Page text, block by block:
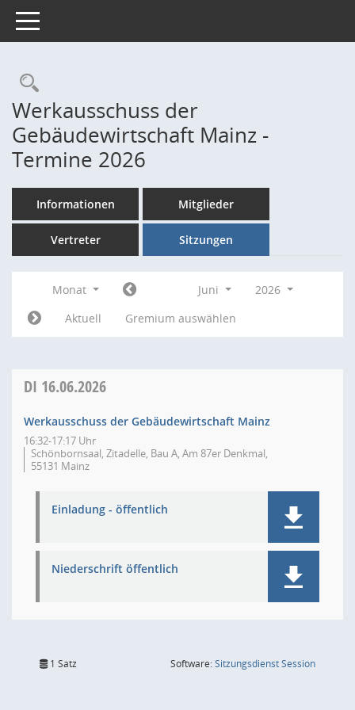
Toggle navigation
Rechercheauswahl
Werkausschuss der
Gebäudewirtschaft Mainz -
Termine 2026
Informationen Mitglieder
Vertreter Sitzungen
Monat Juni
2026
Aktuell
Gremium auswählen
DI 16.06.2026
Werkausschuss der Gebäudewirtschaft Mainz
16:32-17:17 Uhr
Schönbornsaal, Zitadelle, Bau A, Am 87er Denkmal,
55131 Mainz
Einladung - öffentlich
Niederschrift öffentlich
1 Satz Software:SitzungsdienstSession(Wird in